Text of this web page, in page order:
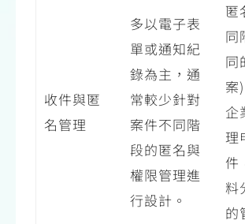
收件與匿
名管理
多以電子表
單或通知紀
錄為主，通
常較少針對
案件不同階
段的匿名與
權限管理進
行設計。
匿
同
同
案
企
理
件
料
的